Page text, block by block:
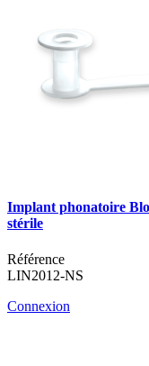
Implant phonatoire
stérile
Référence
LIN2012-NS
Connexion